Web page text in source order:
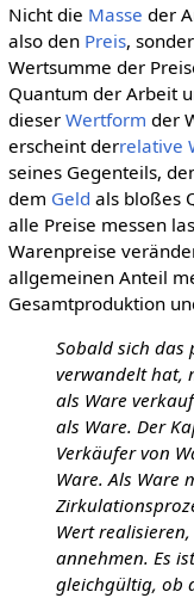
Nicht die Masse der
also den Preis,
Wertsumme der
Quantum der Arbeit
dieser Wertform der
erscheint derrelative
seines Gegenteils,
dem Geld als bloßes
alle Preise messen
Warenpreise
allgemeinen Anteil
Gesamtproduktion
Sobald sich
verwandelt hat,
als Ware
als Ware. Der
Verkäufer von
Ware. Als Ware
Wert
annehmen. Es
gleichgültig, ob